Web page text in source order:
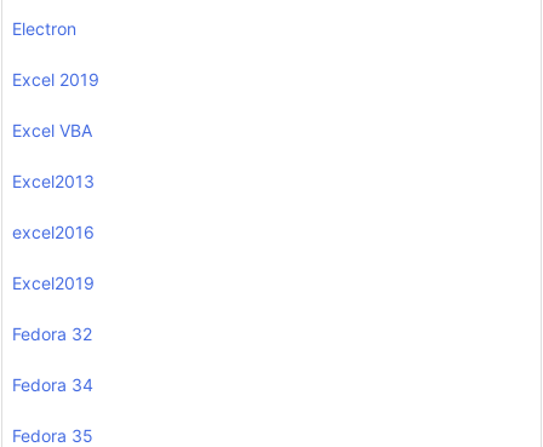
Electron
Excel 2019
Excel VBA
Excel2013
excel2016
Excel2019
Fedora 32
Fedora 34
Fedora 35